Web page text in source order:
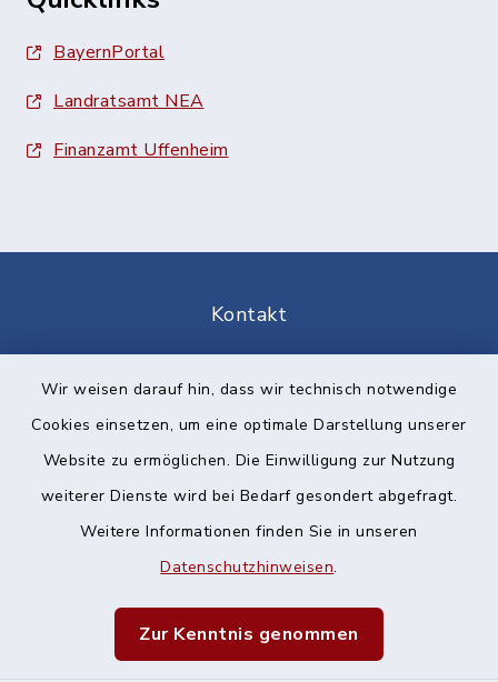
Wir weisen darauf hin, dass wir technisch notwendige
Cookies einsetzen, um eine optimale Darstellung unserer
Website zu ermöglichen. Die Einwilligung zur Nutzung
weiterer Dienste wird bei Bedarf gesondert abgefragt.
Weitere Informationen finden Sie in unseren
Datenschutzhinweisen.
Zur Kenntnis genommen
BayernPortal
Landratsamt NEA
Finanzamt Uffenheim
Kontakt
Datenschutz
Impressum
Sitemap
Cookie-Einstellungen